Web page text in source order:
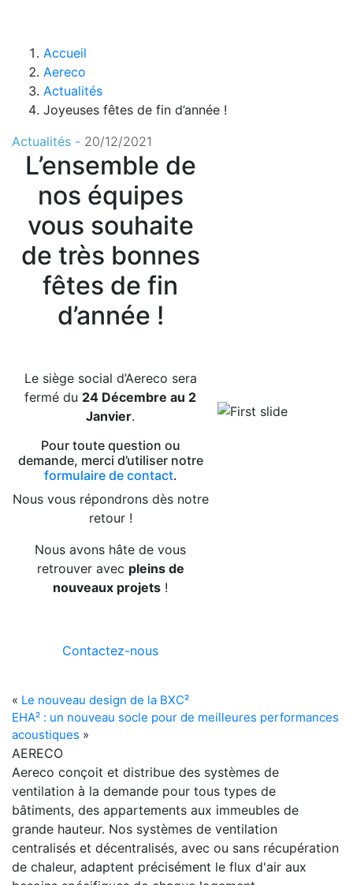
Accueil
Aereco
Actualités
Joyeuses fêtes de fin d’année !
Actualités - 20/12/2021
L’ensemble de
nos équipes
vous souhaite
de très bonnes
fêtes de fin
d’année !
Le siège social d’Aereco sera
fermé du 24 Décembre au 2
Janvier.
Pour toute question ou
demande, merci d’utiliser notre
formulaire de contact.
Nous vous répondrons dès notre
retour !
Nous avons hâte de vous
retrouver avec pleins de
nouveaux projets !
Contactez-nous
« Le nouveau design de la BXC²
EHA² : un nouveau socle pour de meilleures performances
acoustiques »
AERECO
Aereco conçoit et distribue des systèmes de
ventilation à la demande pour tous types de
bâtiments, des appartements aux immeubles de
grande hauteur. Nos systèmes de ventilation
centralisés et décentralisés, avec ou sans récupération
de chaleur, adaptent précisément le flux d'air aux